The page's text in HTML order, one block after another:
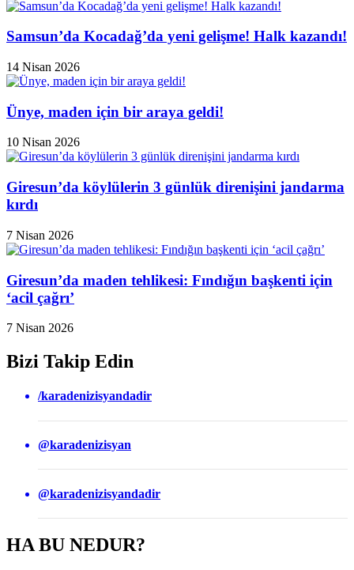
Samsun’da Kocadağ’da yeni gelişme! Halk kazandı!
14 Nisan 2026
Ünye, maden için bir araya geldi!
10 Nisan 2026
Giresun’da köylülerin 3 günlük direnişini jandarma
kırdı
7 Nisan 2026
Giresun’da maden tehlikesi: Fındığın başkenti için
‘acil çağrı’
7 Nisan 2026
Bizi Takip Edin
/karadenizisyandadir
@karadenizisyan
@karadenizisyandadir
HA BU NEDUR?